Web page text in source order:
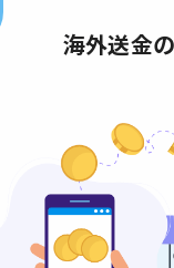
海外送金